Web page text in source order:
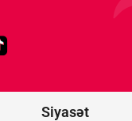
Siyasət